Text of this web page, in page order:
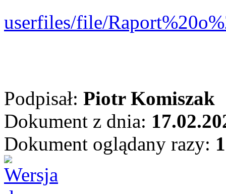
userfiles/file/
Podpisał: Piotr Komiszak
Dokument z dnia:
Dokument oglądany razy: